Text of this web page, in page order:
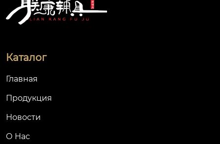
Каталог
Главная
Продукция
Новости
О Hас